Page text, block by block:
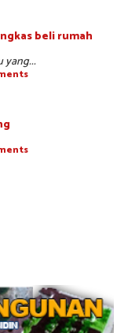
beli rumah
yang...